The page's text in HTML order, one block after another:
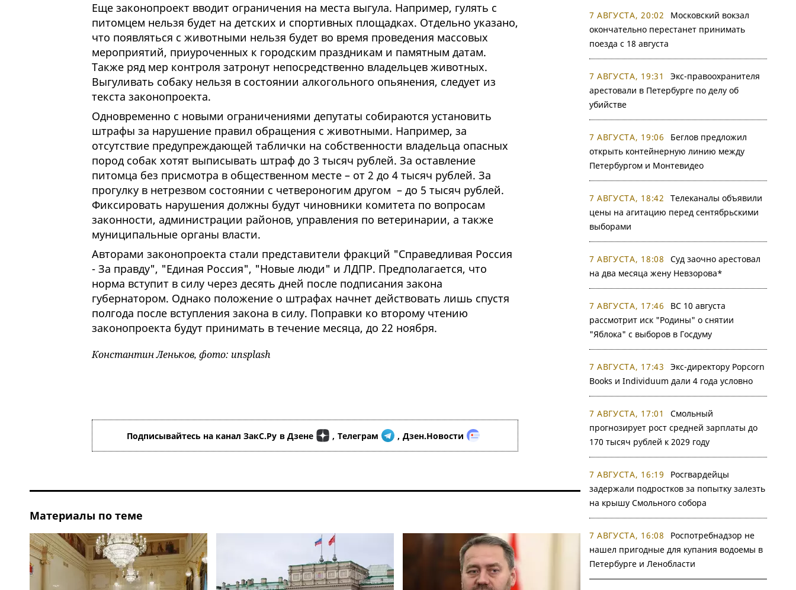
Еще законопроект вводит ограничения на места выгула. Например, гулять с
питомцем нельзя будет на детских и спортивных площадках. Отдельно указано,
что появляться с животными нельзя будет во время проведения массовых
мероприятий, приуроченных к городским праздникам и памятным датам.
Также ряд мер контроля затронут непосредственно владельцев животных.
Выгуливать собаку нельзя в состоянии алкогольного опьянения, следует из
текста законопроекта.
Одновременно с новыми ограничениями депутаты собираются установить
штрафы за нарушение правил обращения с животными. Например, за
отсутствие предупреждающей таблички на собственности владельца опасных
пород собак хотят выписывать штраф до 3 тысяч рублей. За оставление
питомца без присмотра в общественном месте – от 2 до 4 тысяч рублей. За
прогулку в нетрезвом состоянии с четвероногим другом – до 5 тысяч рублей.
Фиксировать нарушения должны будут чиновники комитета по вопросам
законности, администрации районов, управления по ветеринарии, а также
муниципальные органы власти.
Авторами законопроекта стали представители фракций "Справедливая Россия
- За правду", "Единая Россия", "Новые люди" и ЛДПР. Предполагается, что
норма вступит в силу через десять дней после подписания закона
губернатором. Однако положение о штрафах начнет действовать лишь спустя
полгода после вступления закона в силу. Поправки ко второму чтению
законопроекта будут принимать в течение месяца, до 22 ноября.
Константин Леньков, фото: unsplash
Подписывайтесь на канал ЗакС.Ру в Дзене , Телеграм , Дзен.Новости
Материалы по теме
7 АВГУСТА, 20:02
Московский вокзал
окончательно перестанет принимать
поезда с 18 августа
7 АВГУСТА, 19:31
Экс-правоохранителя
арестовали в Петербурге по делу об
убийстве
7 АВГУСТА, 19:06
Беглов предложил
открыть контейнерную линию между
Петербургом и Монтевидео
7 АВГУСТА, 18:42
Телеканалы объявили
цены на агитацию перед сентябрьскими
выборами
7 АВГУСТА, 18:08
Суд заочно арестовал
на два месяца жену Невзорова*
7 АВГУСТА, 17:46
ВС 10 августа
рассмотрит иск "Родины" о снятии
"Яблока" с выборов в Госдуму
7 АВГУСТА, 17:43
Экс-директору Popcorn
Books и Individuum дали 4 года условно
7 АВГУСТА, 17:01
Смольный
прогнозирует рост средней зарплаты до
170 тысяч рублей к 2029 году
7 АВГУСТА, 16:19
Росгвардейцы
задержали подростков за попытку залезть
на крышу Смольного собора
7 АВГУСТА, 16:08
Роспотребнадзор не
нашел пригодные для купания водоемы в
Петербурге и Ленобласти